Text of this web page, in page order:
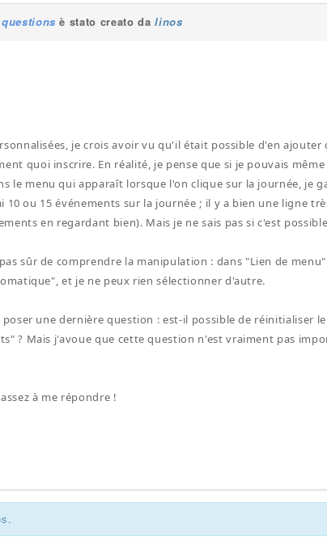
è stato creato dalinos
je crois avoir vu qu'il était possible d'en ajouter
quoi inscrire. En réalité, je pense que si je pouvais
le menu qui apparaît lorsque l'on clique sur la journée, je
10 ou 15 événements sur la journée ; il y a bien une ligne
en regardant bien). Mais je ne sais pas si c'est
sûr de comprendre la manipulation : dans "Lien de
et je ne peux rien sélectionner d'autre.
une dernière question : est-il possible de réinitialiser
? Mais j'avoue que cette question n'est vraiment pas
à me répondre !
.